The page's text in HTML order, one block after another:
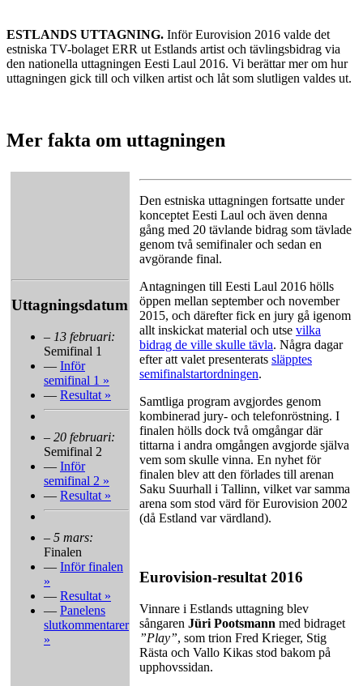
ESTLANDS UTTAGNING. Inför Eurovision 2016 valde det
estniska TV-bolaget ERR ut Estlands artist och tävlingsbidrag via
den nationella uttagningen Eesti Laul 2016. Vi berättar mer om hur
uttagningen gick till och vilken artist och låt som slutligen valdes ut.
Mer fakta om uttagningen
Uttagningsdatum
– 13 februari:
Semifinal 1
— Inför
semifinal 1 »
— Resultat »
– 20 februari:
Semifinal 2
— Inför
semifinal 2 »
— Resultat »
– 5 mars:
Finalen
— Inför finalen
»
— Resultat »
— Panelens
slutkommentarer
»
Den estniska uttagningen fortsatte under
konceptet Eesti Laul och även denna
gång med 20 tävlande bidrag som tävlade
genom två semifinaler och sedan en
avgörande final.
Antagningen till Eesti Laul 2016 hölls
öppen mellan september och november
2015, och därefter fick en jury gå igenom
allt inskickat material och utse vilka
bidrag de ville skulle tävla. Några dagar
efter att valet presenterats släpptes
semifinalstartordningen.
Samtliga program avgjordes genom
kombinerad jury- och telefonröstning. I
finalen hölls dock två omgångar där
tittarna i andra omgången avgjorde själva
vem som skulle vinna. En nyhet för
finalen blev att den förlades till arenan
Saku Suurhall i Tallinn, vilket var samma
arena som stod värd för Eurovision 2002
(då Estland var värdland).
Eurovision-resultat 2016
Vinnare i Estlands uttagning blev
sångaren Jüri Pootsmann med bidraget
”Play”, som trion Fred Krieger, Stig
Rästa och Vallo Kikas stod bakom på
upphovssidan.